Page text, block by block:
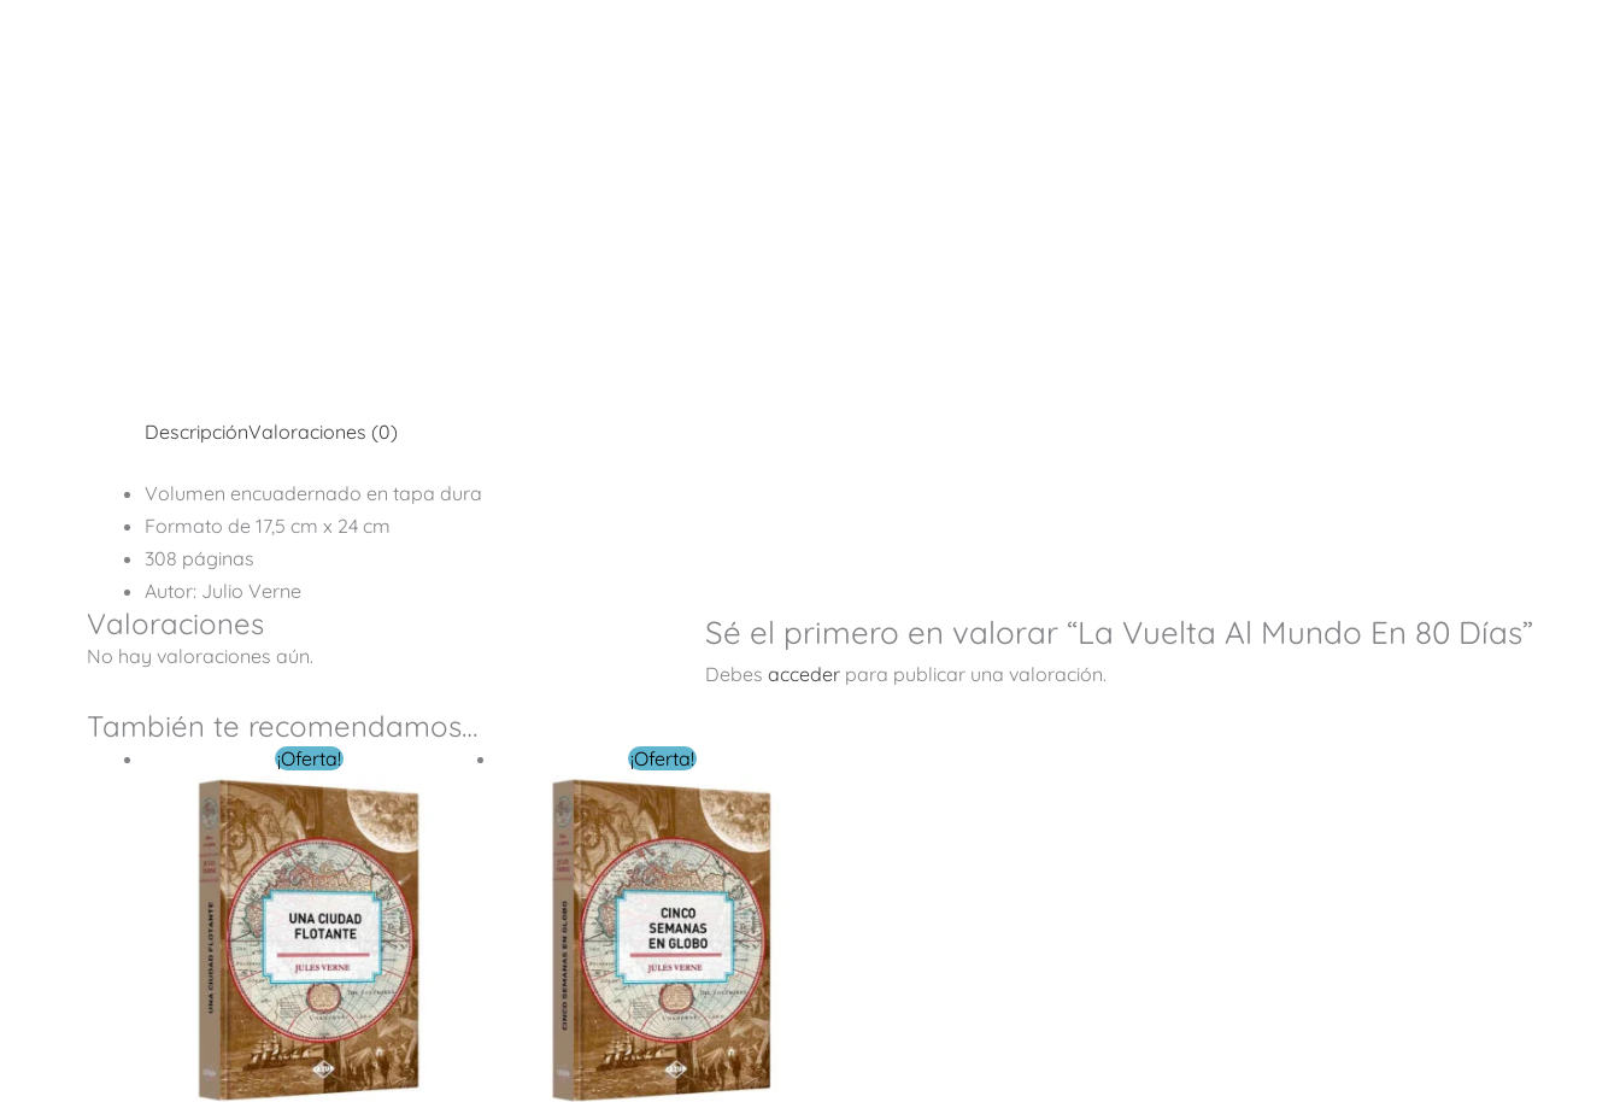
DescripciónValoraciones (0)
Volumen encuadernado en tapa dura
Formato de 17,5 cm x 24 cm
308 páginas
Autor: Julio Verne
Valoraciones
No hay valoraciones aún.
Sé el primero en valorar “La Vuelta Al Mundo En 80 Días”
Debes acceder para publicar una valoración.
También te recomendamos…
¡Oferta!
precio
original
era:
$ 299.00.
El
precio
actual
es:
$ 99.00.
¡Oferta!
precio
original
era:
$ 299.00.
El
precio
actual
es:
$ 99.00.